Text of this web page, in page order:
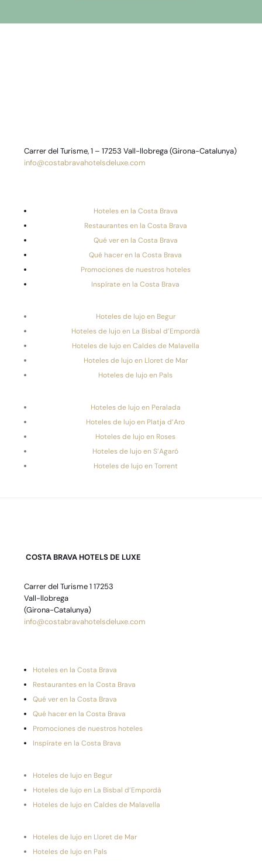
Carrer del Turisme, 1 – 17253 Vall-llobrega (Girona-Catalunya)
info@costabravahotelsdeluxe.com
Hoteles en la Costa Brava
Restaurantes en la Costa Brava
Qué ver en la Costa Brava
Qué hacer en la Costa Brava
Promociones de nuestros hoteles
Inspírate en la Costa Brava
Hoteles de lujo en Begur
Hoteles de lujo en La Bisbal d’Empordà
Hoteles de lujo en Caldes de Malavella
Hoteles de lujo en Lloret de Mar
Hoteles de lujo en Pals
Hoteles de lujo en Peralada
Hoteles de lujo en Platja d’Aro
Hoteles de lujo en Roses
Hoteles de lujo en S’Agaró
Hoteles de lujo en Torrent
COSTA BRAVA HOTELS DE LUXE
Carrer del Turisme 1 17253
Vall-llobrega
(Girona-Catalunya)
info@costabravahotelsdeluxe.com
Hoteles en la Costa Brava
Restaurantes en la Costa Brava
Qué ver en la Costa Brava
Qué hacer en la Costa Brava
Promociones de nuestros hoteles
Inspírate en la Costa Brava
Hoteles de lujo en Begur
Hoteles de lujo en La Bisbal d’Empordà
Hoteles de lujo en Caldes de Malavella
Hoteles de lujo en Lloret de Mar
Hoteles de lujo en Pals